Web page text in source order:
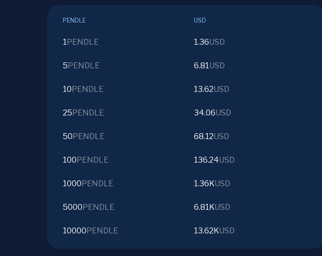
PENDLE USD
1PENDLE 1.36USD
5PENDLE 6.81USD
10PENDLE 13.62USD
25PENDLE 34.06USD
50PENDLE 68.12USD
100PENDLE 136.24USD
1000PENDLE 1.36KUSD
5000PENDLE 6.81KUSD
10000PENDLE 13.62KUSD